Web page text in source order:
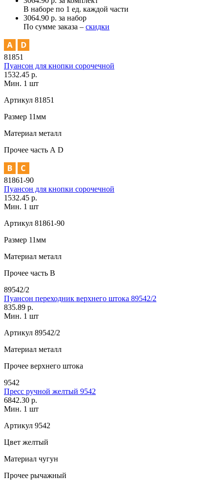
В наборе по 1 ед. каждой части
3064.90 р. за набор
По сумме заказа – скидки
81851
Пуансон для кнопки сорочечной
1532.45 р.
Мин. 1 шт
Артикул 81851
Размер 11мм
Материал металл
Прочее часть А D
81861-90
Пуансон для кнопки сорочечной
1532.45 р.
Мин. 1 шт
Артикул 81861-90
Размер 11мм
Материал металл
Прочее часть В
89542/2
Пуансон переходник верхнего штока 89542/2
835.89 р.
Мин. 1 шт
Артикул 89542/2
Материал металл
Прочее верхнего штока
9542
Пресс ручной желтый 9542
6842.30 р.
Мин. 1 шт
Артикул 9542
Цвет желтый
Материал чугун
Прочее рычажный